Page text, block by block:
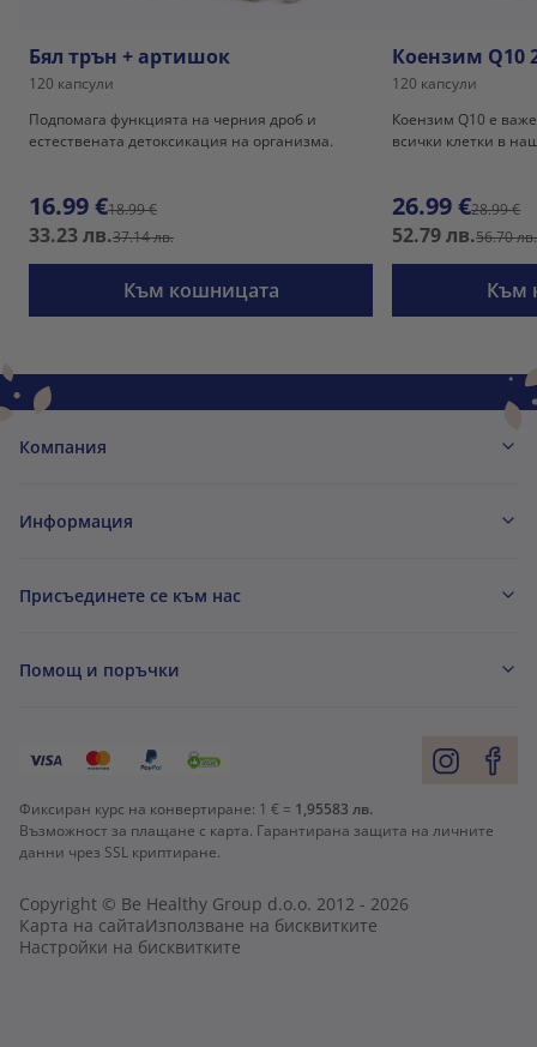
Бял трън + артишок
120 капсули
Подпомага функцията на черния дроб и
естествената детоксикация на организма.
16.99 €18.99 €
33.23 лв.37.14 лв.
Към кошницата
Коензим Q10
120 капсули
Коензим Q10 е
всички клетки в
26.99 €28.99 €
52.79 лв.56.70 лв.
Към
Компания
Информация
Присъединете се към нас
Помощ и поръчки
Фиксиран курс на конвертиране: 1 € = 1,95583 лв.
Възможност за плащане с карта. Гарантирана защита на личните
данни чрез SSL криптиране.
Copyright © Be Healthy Group d.o.o. 2012 - 2026
Карта на сайтаИзползване на бисквитките
Настройки на бисквитките